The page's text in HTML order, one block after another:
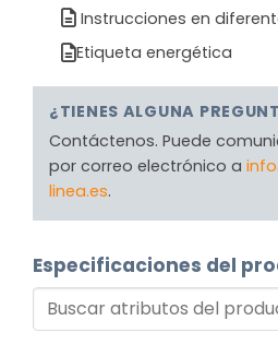
Instrucciones en
Etiqueta energética
¿TIENES ALGUNA
Contáctenos. Puede
por correo electrónico a
linea.es.
Especificaciones del